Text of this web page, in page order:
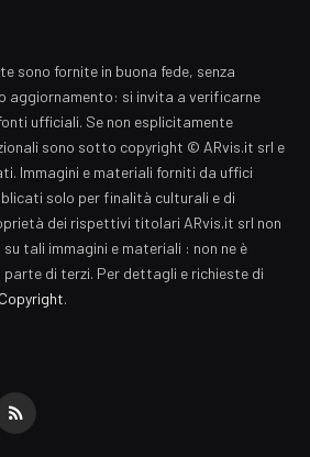
sono fornite in buona fede, senza
aggiornamento: si invita a verificarne
ufficiali. Se non esplicitamente
sono sotto copyright © ARvis.it srl e
Immagini e materiali forniti da uffici
solo per finalità culturali e di
dei rispettivi titolari ARvis.it srl non
tali immagini e materiali : non ne è
di terzi. Per dettagli e richieste di
.
RSS